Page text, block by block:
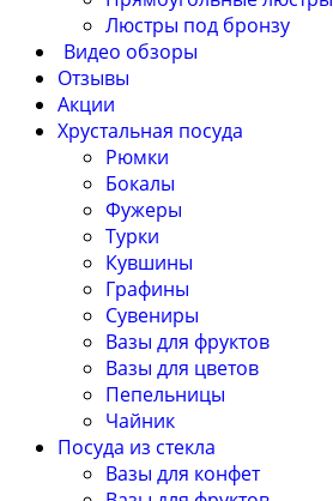
Люстры под бронзу
Видео обзоры
Отзывы
Акции
Хрустальная посуда
Рюмки
Бокалы
Фужеры
Турки
Кувшины
Графины
Сувениры
Вазы для фруктов
Вазы для цветов
Пепельницы
Чайник
Посуда из стекла
Вазы для конфет